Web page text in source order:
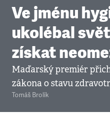
Ve jménu
ukolébal
získat
Maďarský premiér
zákona o stavu
Tomáš Brolík